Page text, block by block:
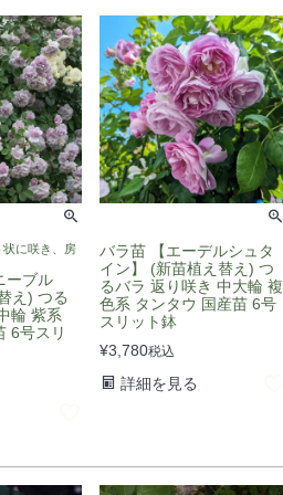
に咲き、房
ーブル
え) つる
輪 紫系
6号スリ
バラ苗 【エーデルシュタ
イン】 (新苗植え替え) つ
るバラ 返り咲き 中大輪 複
色系 タンタウ 国産苗 6号
スリット鉢
¥3,780税込
詳細を見る